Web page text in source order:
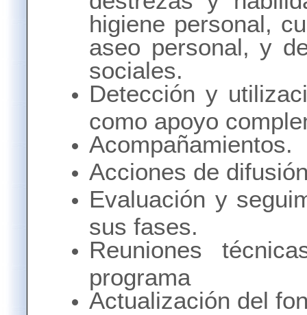
higiene personal,
aseo personal, y
sociales.
Detección y
como apoyo
Acompañamientos.
Acciones de
Evaluación y
sus fases.
Reuniones
programa
Actualización del